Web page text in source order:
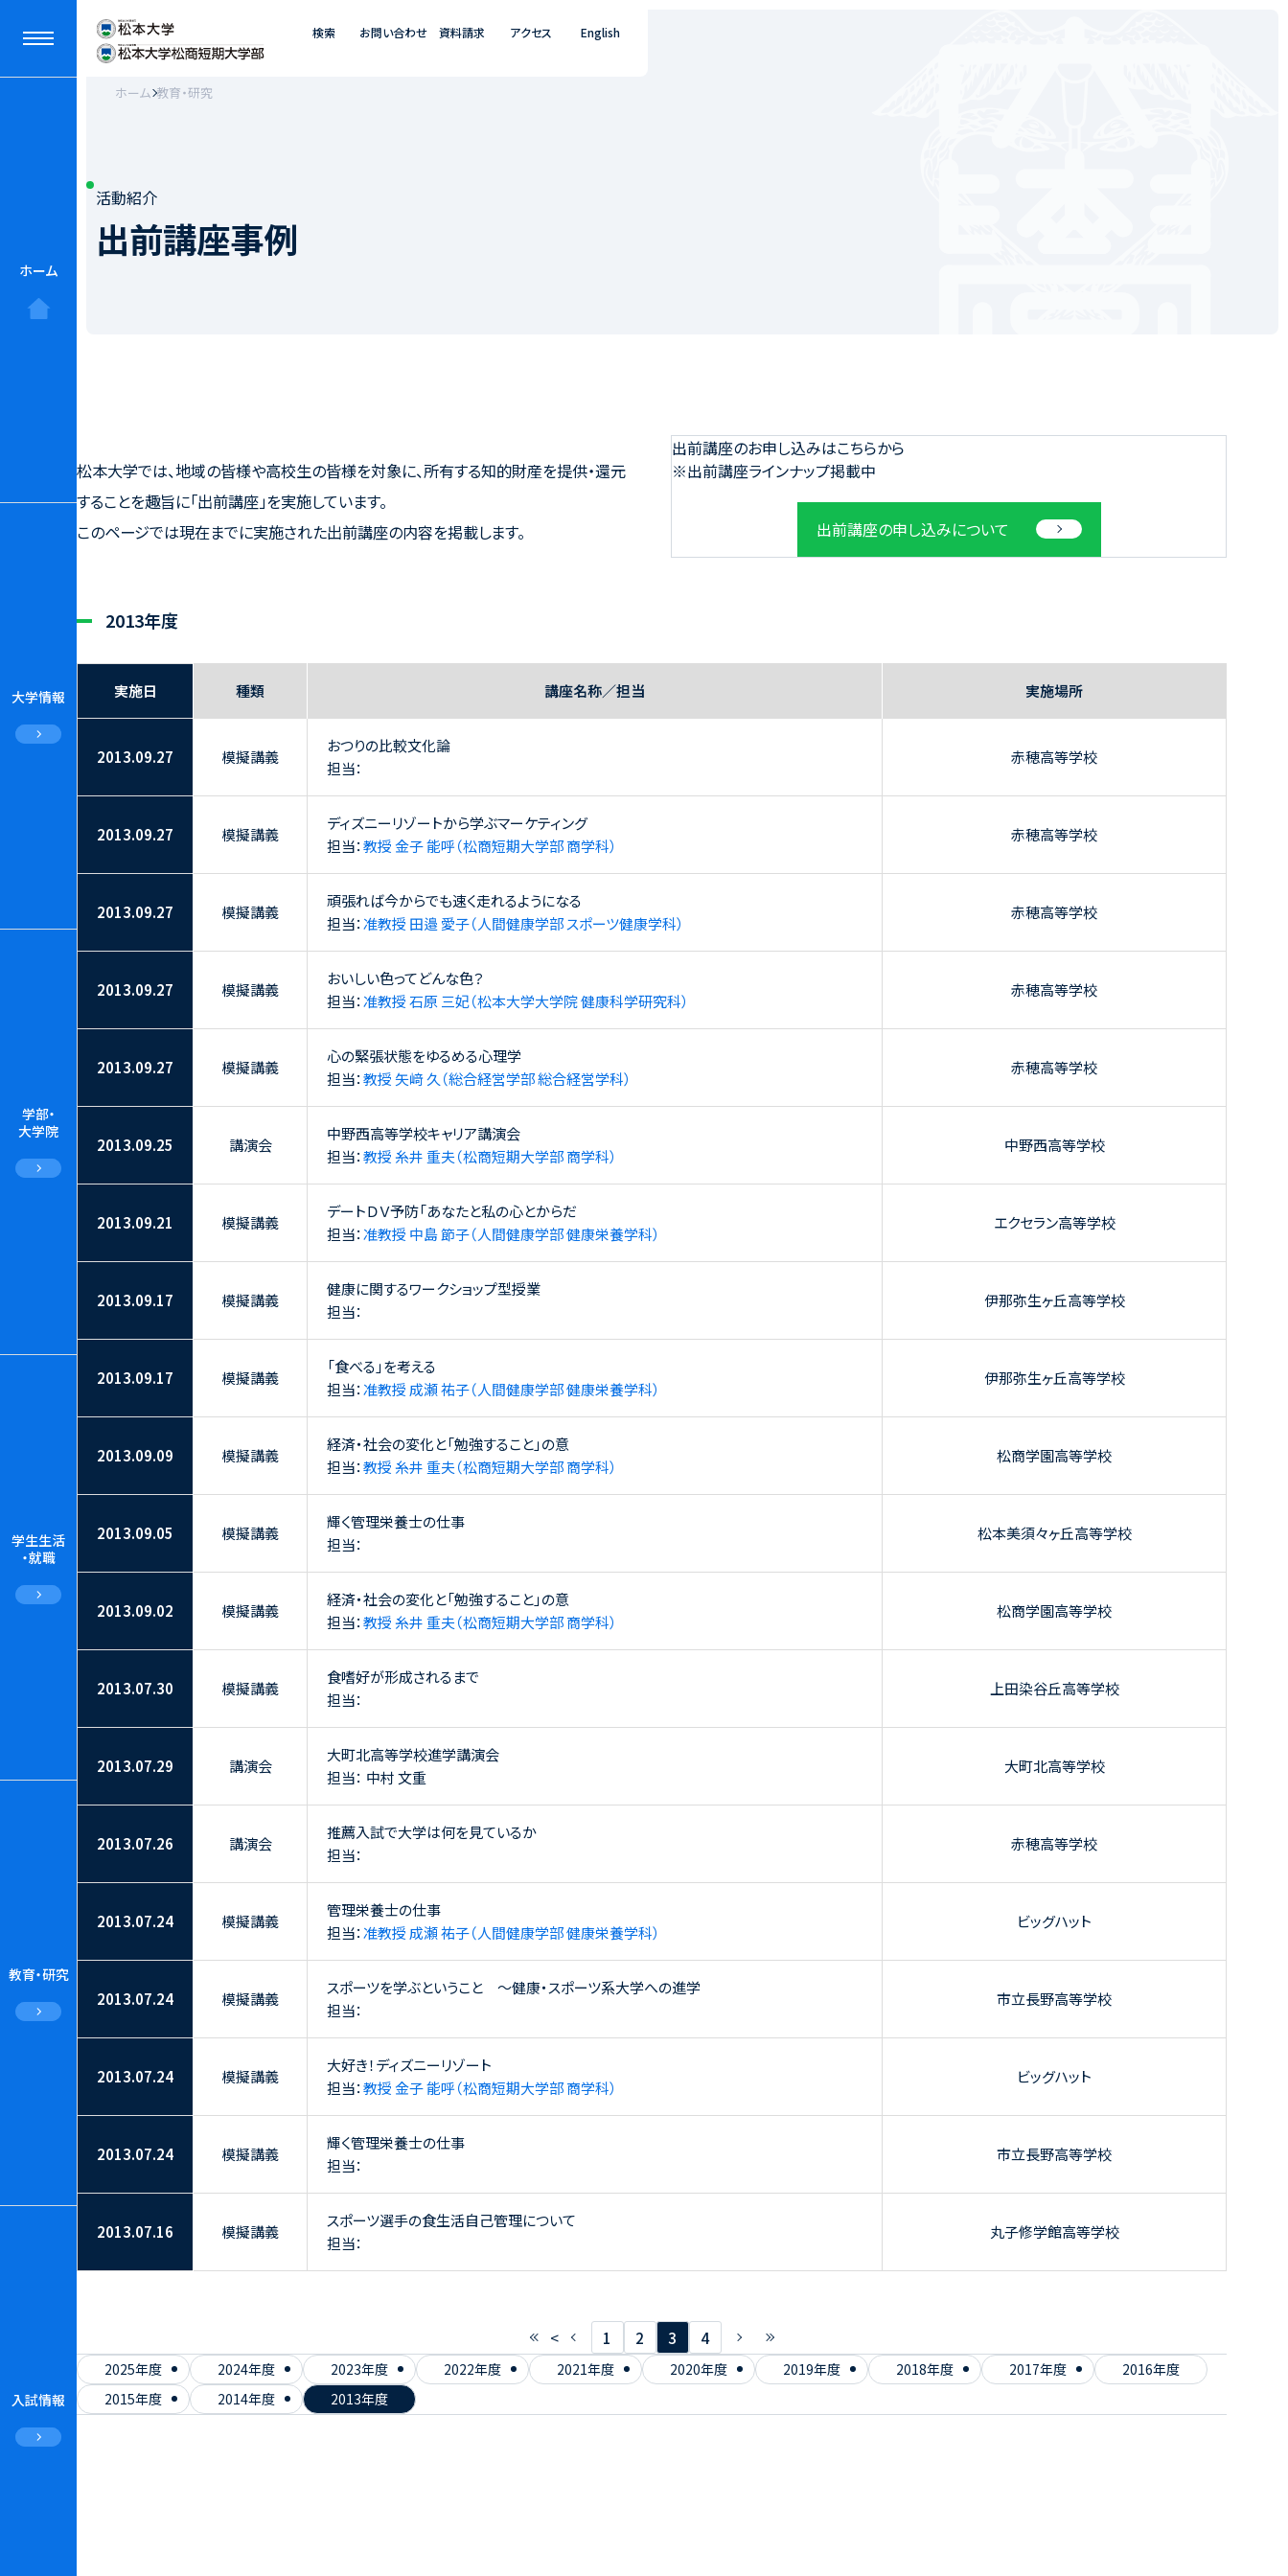
ホーム
大学情報
学部・
大学院
学生生活
・就職
教育・研究
入試情報
検索 お問い合わせ 資料請求 アクセス English
ホーム 教育・研究
活動紹介
出前講座事例
松本大学では、地域の皆様や高校生の皆様を対象に、所有する知的財産を提供・還元
することを趣旨に「出前講座」を実施しています。
このページでは現在までに実施された出前講座の内容を掲載します。
出前講座のお申し込みはこちらから
※出前講座ラインナップ掲載中
出前講座の申し込みについて
2013年度
実施日 種類 講座名称／担当 実施場所
2013.09.27 模擬講義
おつりの比較文化論
担当：
赤穂高等学校
2013.09.27 模擬講義
ディズニーリゾートから学ぶマーケティング
担当：教授 金子 能呼（松商短期大学部 商学科）
赤穂高等学校
2013.09.27 模擬講義
頑張れば今からでも速く走れるようになる
担当：准教授 田邉 愛子（人間健康学部 スポーツ健康学科）
赤穂高等学校
2013.09.27 模擬講義
おいしい色ってどんな色？
担当：准教授 石原 三妃（松本大学大学院 健康科学研究科）
赤穂高等学校
2013.09.27 模擬講義
心の緊張状態をゆるめる心理学
担当：教授 矢﨑 久（総合経営学部 総合経営学科）
赤穂高等学校
2013.09.25 講演会
中野西高等学校キャリア講演会
担当：教授 糸井 重夫（松商短期大学部 商学科）
中野西高等学校
2013.09.21 模擬講義
デートＤＶ予防「あなたと私の心とからだ
担当：准教授 中島 節子（人間健康学部 健康栄養学科）
エクセラン高等学校
2013.09.17 模擬講義
健康に関するワークショップ型授業
担当：
伊那弥生ヶ丘高等学校
2013.09.17 模擬講義
「食べる」を考える
担当：准教授 成瀬 祐子（人間健康学部 健康栄養学科）
伊那弥生ヶ丘高等学校
2013.09.09 模擬講義
経済・社会の変化と「勉強すること」の意
担当：教授 糸井 重夫（松商短期大学部 商学科）
松商学園高等学校
2013.09.05 模擬講義
輝く管理栄養士の仕事
担当：
松本美須々ヶ丘高等学校
2013.09.02 模擬講義
経済・社会の変化と「勉強すること」の意
担当：教授 糸井 重夫（松商短期大学部 商学科）
松商学園高等学校
2013.07.30 模擬講義
食嗜好が形成されるまで
担当：
上田染谷丘高等学校
2013.07.29 講演会
大町北高等学校進学講演会
担当： 中村 文重
大町北高等学校
2013.07.26 講演会
推薦入試で大学は何を見ているか
担当：
赤穂高等学校
2013.07.24 模擬講義
管理栄養士の仕事
担当：准教授 成瀬 祐子（人間健康学部 健康栄養学科）
ビッグハット
2013.07.24 模擬講義
スポーツを学ぶということ ～健康・スポーツ系大学への進学
担当：
市立長野高等学校
2013.07.24 模擬講義
大好き！ディズニーリゾート
担当：教授 金子 能呼（松商短期大学部 商学科）
ビッグハット
2013.07.24 模擬講義
輝く管理栄養士の仕事
担当：
市立長野高等学校
2013.07.16 模擬講義
スポーツ選手の食生活自己管理について
担当：
丸子修学館高等学校
< 1 2 3 4
2025年度 2024年度 2023年度 2022年度 2021年度 2020年度 2019年度 2018年度 2017年度
2016年度
2015年度
2014年度 2013年度